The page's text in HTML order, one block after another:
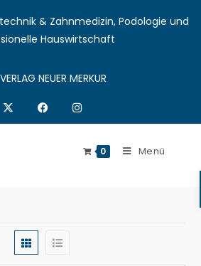
& Zahnmedizin, Podologie und
Hauswirtschaft
VERLAG NEUER MERKUR
0 Menü